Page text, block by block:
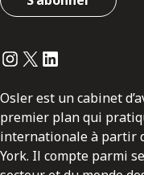
Instagram
Twitter
LinkedIn
Osler est un cabinet
premier plan qui
internationale à partir
York. Il compte parmi